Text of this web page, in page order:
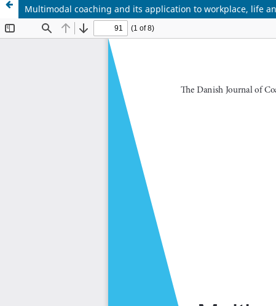
Multimodal coaching and its application to workplace, life